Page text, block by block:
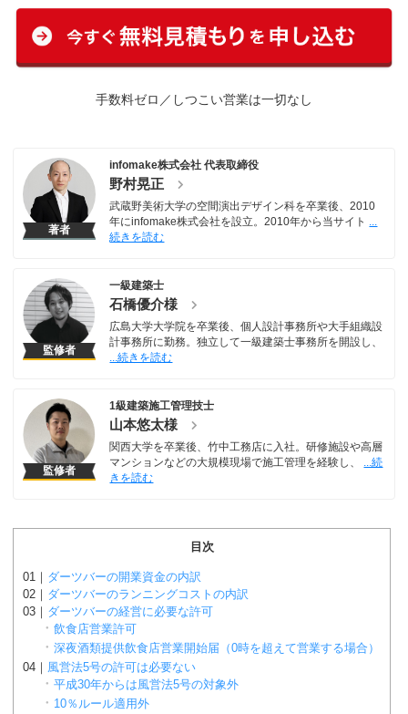
手数料ゼロ／しつこい営業は一切なし
著者
infomake株式会社 代表取締役
野村晃正
武蔵野美術大学の空間演出デザイン科を卒業後、2010
年にinfomake株式会社を設立。2010年から当サイト
監修者
一級建築士
石橋優介様
広島大学大学院を卒業後、個人設計事務所や大手組織設
計事務所に勤務。独立して一級建築士事務所を開設し、
監修者
1級建築施工管理技士
山本悠太様
関西大学を卒業後、竹中工務店に入社。研修施設や高層
マンションなどの大規模現場で施工管理を経験し、
目次
ダーツバーの開業資金の内訳
ダーツバーのランニングコストの内訳
ダーツバーの経営に必要な許可
飲食店営業許可
深夜酒類提供飲食店営業開始届（0時を超えて営業する場合）
風営法5号の許可は必要ない
平成30年からは風営法5号の対象外
10％ルール適用外